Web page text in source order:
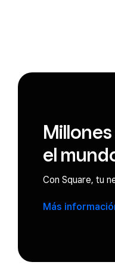
el
Con Square, tu
Más